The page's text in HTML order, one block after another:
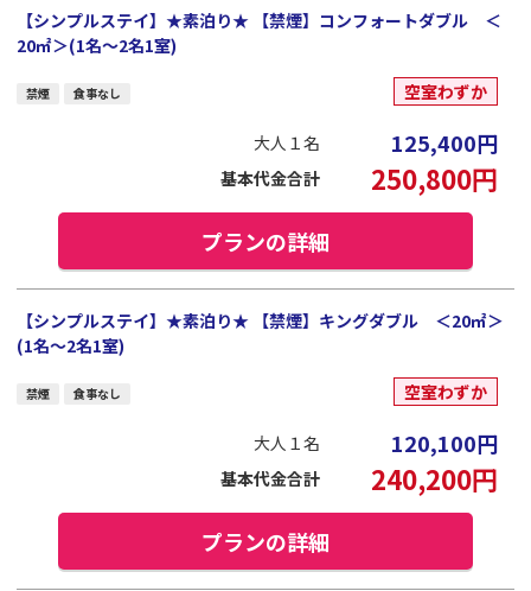
【シンプルステイ】★素泊り★ 【禁煙】コンフォートダブル ＜
20㎡＞(1名～2名1室)
禁煙 食事なし 空室わずか
大人１名 125,400円
基本代金合計 250,800円
プランの詳細
【シンプルステイ】★素泊り★ 【禁煙】キングダブル ＜20㎡＞
(1名～2名1室)
禁煙 食事なし 空室わずか
大人１名 120,100円
基本代金合計 240,200円
プランの詳細